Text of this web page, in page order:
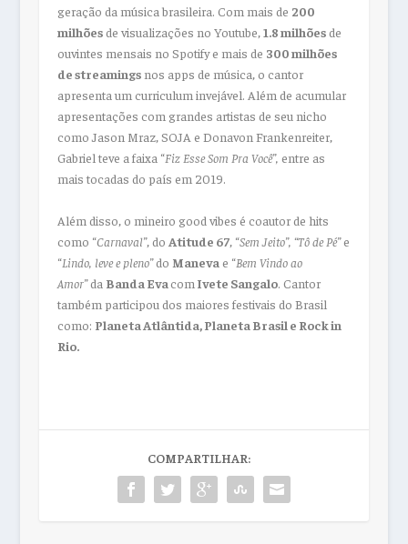
geração da música brasileira. Com mais de 200
milhõesde visualizações no Youtube,1.8 milhõesde
ouvintes mensais no Spotify e mais de 300 milhões
de streamingsnos apps de música, o cantor
apresenta um curriculum invejável. Além de acumular
apresentações com grandes artistas de seu nicho
como Jason Mraz, SOJA e Donavon Frankenreiter,
Gabriel teve a faixa “Fiz Esse Som Pra Você”, entre as
mais tocadas do país em 2019.
Além disso, o mineiro good vibes é coautor de hits
como “Carnaval”, do Atitude 67, “Sem Jeito”, “Tô de Pé”e
“Lindo, leve e pleno”do Maneva e “Bem Vindo ao
Amor”da Banda Eva com Ivete Sangalo. Cantor
também participou dos maiores festivais do Brasil
como: Planeta Atlântida, Planeta Brasil e Rock in
Rio.
COMPARTILHAR: